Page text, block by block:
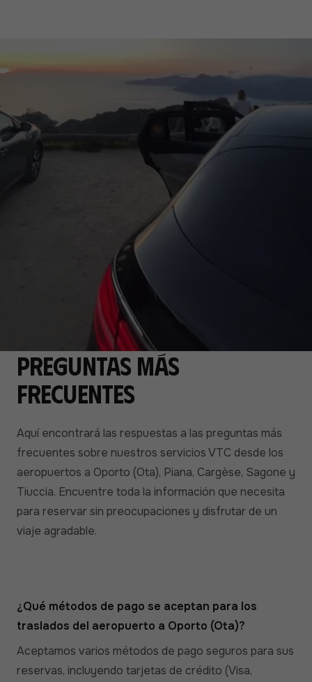
Preguntas más
frecuentes
Aquí encontrará las respuestas a las preguntas más
frecuentes sobre nuestros servicios VTC desde los
aeropuertos a Oporto (Ota), Piana, Cargèse, Sagone y
Tiuccia. Encuentre toda la información que necesita
para reservar sin preocupaciones y disfrutar de un
viaje agradable.
¿Qué métodos de pago se aceptan para los
traslados del aeropuerto a Oporto (Ota)?
Aceptamos varios métodos de pago seguros para sus
reservas, incluyendo tarjetas de crédito (Visa,